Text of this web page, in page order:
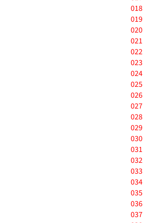
018
019
020
021
022
023
024
025
026
027
028
029
030
031
032
033
034
035
036
037